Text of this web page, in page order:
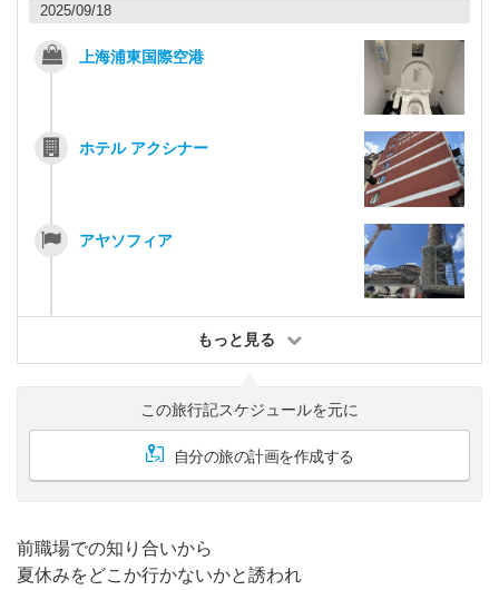
2025/09/18
上海浦東国際空港
ホテル アクシナー
アヤソフィア
もっと見る
この旅行記スケジュールを元に
自分の旅の計画を作成する
前職場での知り合いから
夏休みをどこか行かないかと誘われ